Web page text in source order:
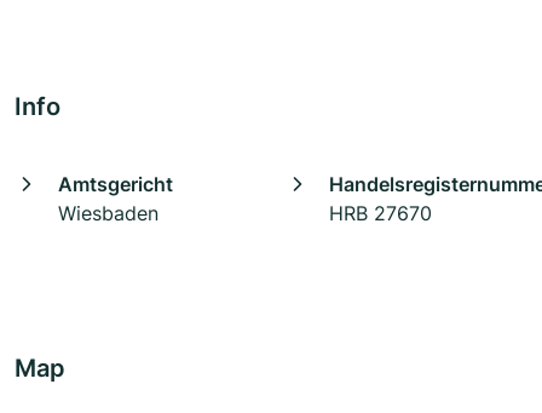
Info
Amtsgericht
Wiesbaden
HRB 27670
Map